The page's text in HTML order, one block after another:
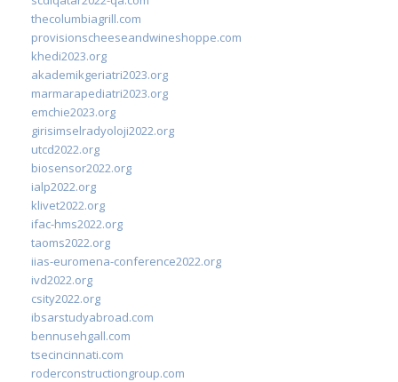
thecolumbiagrill.com
provisionscheeseandwineshoppe.com
khedi2023.org
akademikgeriatri2023.org
marmarapediatri2023.org
emchie2023.org
girisimselradyoloji2022.org
utcd2022.org
biosensor2022.org
ialp2022.org
klivet2022.org
ifac-hms2022.org
taoms2022.org
iias-euromena-conference2022.org
ivd2022.org
csity2022.org
ibsarstudyabroad.com
bennusehgall.com
tsecincinnati.com
roderconstructiongroup.com